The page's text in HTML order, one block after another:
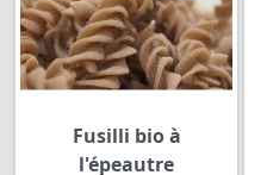
Fusilli bio à
l'épeautre